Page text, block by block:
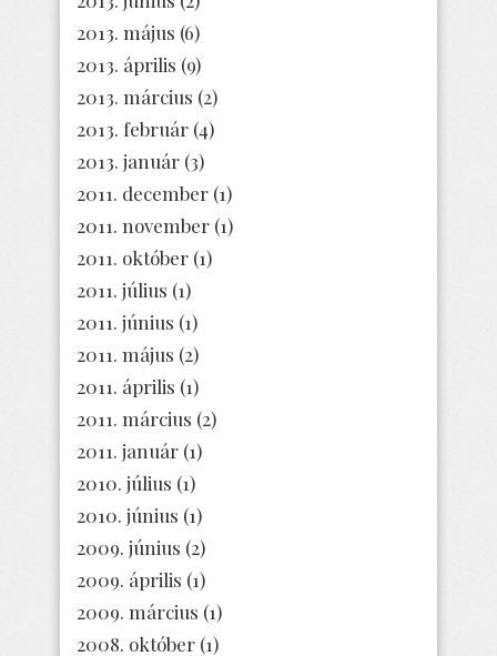
2013. május (6)
2013. április (9)
2013. március (2)
2013. február (4)
2013. január (3)
2011. december (1)
2011. november (1)
2011. október (1)
2011. július (1)
2011. június (1)
2011. május (2)
2011. április (1)
2011. március (2)
2011. január (1)
2010. július (1)
2010. június (1)
2009. június (2)
2009. április (1)
2009. március (1)
2008. október (1)